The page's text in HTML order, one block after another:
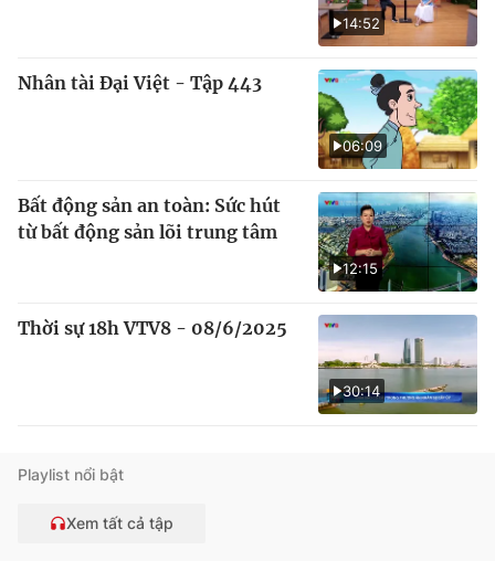
14:52
06:09
Nhân tài Đại Việt - Tập 443
12:15
Bất động sản an toàn: Sức hút
từ bất động sản lõi trung tâm
30:14
Thời sự 18h VTV8 - 08/6/2025
Playlist nổi bật
Xem tất cả tập